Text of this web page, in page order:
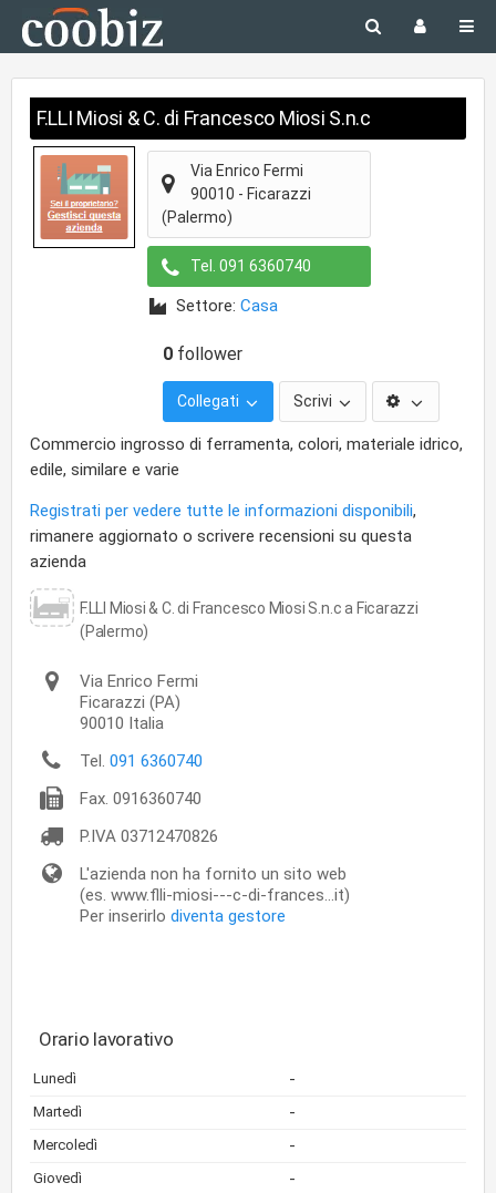
F.LLI Miosi & C. di Francesco Miosi S.n.c
Via Enrico Fermi
90010 - Ficarazzi
(Palermo)
Tel. 091 6360740
Settore: Casa
0 follower
Collegati Scrivi
Commercio ingrosso di ferramenta, colori, materiale idrico,
edile, similare e varie
Registrati per vedere tutte le informazioni disponibili,
rimanere aggiornato o scrivere recensioni su questa
azienda
F.LLI Miosi & C. di Francesco Miosi S.n.c a Ficarazzi
(Palermo)
Via Enrico Fermi
Ficarazzi (PA)
90010 Italia
Tel. 091 6360740
Fax. 0916360740
P.IVA 03712470826
L'azienda non ha fornito un sito web
(es. www.flli-miosi---c-di-frances...it)
Per inserirlo diventa gestore
Orario lavorativo
Lunedì -
Martedì -
Mercoledì -
Giovedì -